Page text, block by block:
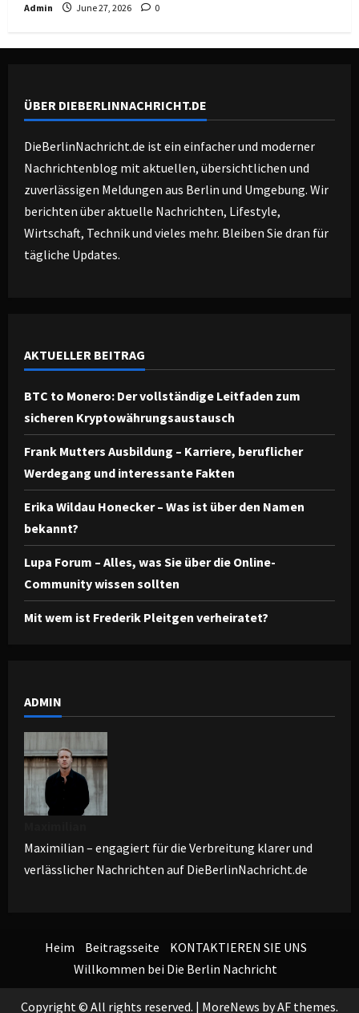
Admin June 27, 2026 0
ÜBER DIEBERLINNACHRICHT.DE
DieBerlinNachricht.de ist ein einfacher und moderner
Nachrichtenblog mit aktuellen, übersichtlichen und
zuverlässigen Meldungen aus Berlin und Umgebung. Wir
berichten über aktuelle Nachrichten, Lifestyle,
Wirtschaft, Technik und vieles mehr. Bleiben Sie dran für
tägliche Updates.
AKTUELLER BEITRAG
BTC to Monero: Der vollständige Leitfaden zum
sicheren Kryptowährungsaustausch
Frank Mutters Ausbildung – Karriere, beruflicher
Werdegang und interessante Fakten
Erika Wildau Honecker – Was ist über den Namen
bekannt?
Lupa Forum – Alles, was Sie über die Online-
Community wissen sollten
Mit wem ist Frederik Pleitgen verheiratet?
ADMIN
Maximilian – engagiert für die Verbreitung klarer und
verlässlicher Nachrichten auf DieBerlinNachricht.de
Heim Beitragsseite
KONTAKTIEREN SIE UNS
Willkommen bei Die Berlin Nachricht
Copyright © All rights reserved. | MoreNews by AF themes.